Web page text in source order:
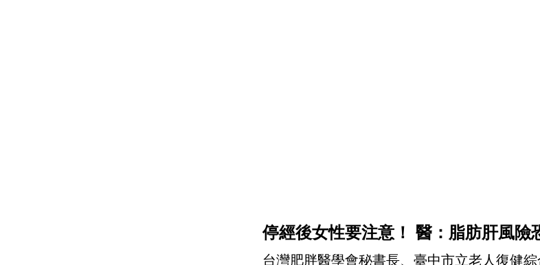
停經後女性要注意！ 醫：脂肪肝風險
台灣肥胖醫學會秘書長、臺中市立老人復健